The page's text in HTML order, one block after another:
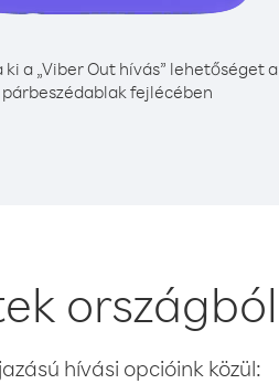
ki a „Viber Out hívás” lehetőséget a
párbeszédablak fejlécében
országból
hívási opcióink közül: